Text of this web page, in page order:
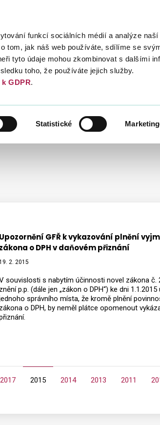
funkcí sociálních médií a analýze
tom, jak náš web používáte, sdílíme se
tyto údaje mohou zkombinovat s dalšími
toho, že používáte jejich služby.
GDPR.
Statistické
Mezinárodní spolupráce
Upozornění GFŘ k vykazování plnění
zákona o DPH v daňovém přiznání
2. 2015
souvislosti s nabytím účinnosti novel zákona č.
znění p.p. (dále jen „zákon o DPH“) ke dni
správního místa, že kromě plnění
zákona o DPH, by neměl plátce opomenout
2017 2015 2014 2013 2011